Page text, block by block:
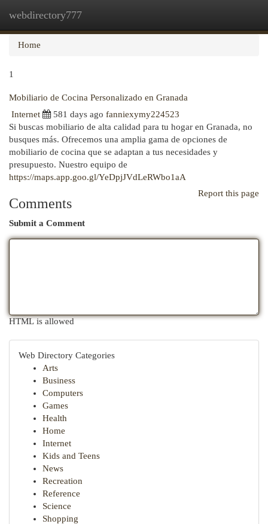
webdirectory777
Home
1
Mobiliario de Cocina Personalizado en Granada
Internet
581 days ago fanniexymy224523
Si buscas mobiliario de alta calidad para tu hogar en Granada, no
busques más. Ofrecemos una amplia gama de opciones de
mobiliario de cocina que se adaptan a tus necesidades y
presupuesto. Nuestro equipo de
https://maps.app.goo.gl/YeDpjJVdLeRWbo1aA
Report this page
Comments
Submit a Comment
HTML is allowed
Web Directory Categories
Arts
Business
Computers
Games
Health
Home
Internet
Kids and Teens
News
Recreation
Reference
Science
Shopping